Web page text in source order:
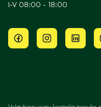
I-V 08:00 - 18:00